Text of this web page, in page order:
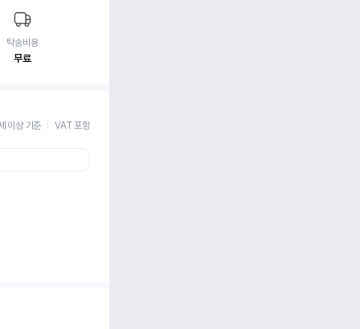
탁송비용
무료
이상 기준 VAT 포함